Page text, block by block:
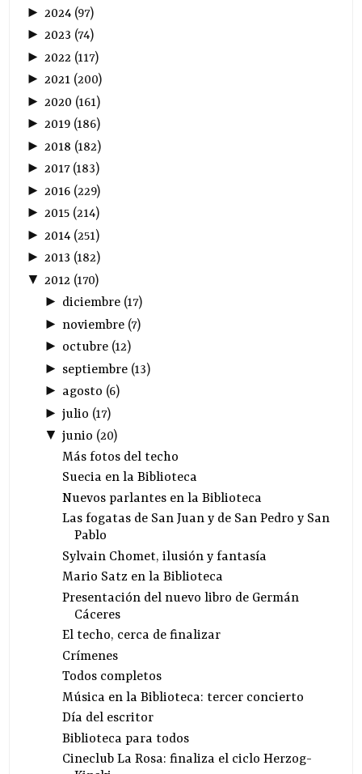
► 2024 (97)
►2023 (74)
► 2022 (117)
►2021 (200)
► 2020 (161)
►2019 (186)
► 2018 (182)
►2017(183)
► 2016 (229)
►2015 (214)
► 2014 (251)
►2013 (182)
▼ 2012 (170)
► diciembre(17)
► noviembre(7)
► octubre(12)
► septiembre(13)
► agosto (6)
► julio (17)
▼ junio (20)
Más fotos del techo
Suecia en la Biblioteca
Nuevos parlantes en la Biblioteca
Las fogatas de San Juan y de San Pedro y San
Pablo
Sylvain Chomet, ilusión y fantasía
Mario Satz en la Biblioteca
Presentación del nuevo libro de Germán
Cáceres
El techo, cerca de finalizar
Crímenes
Todos completos
Música en la Biblioteca: tercer concierto
Día del escritor
Biblioteca para todos
Cineclub La Rosa: finaliza el ciclo Herzog-